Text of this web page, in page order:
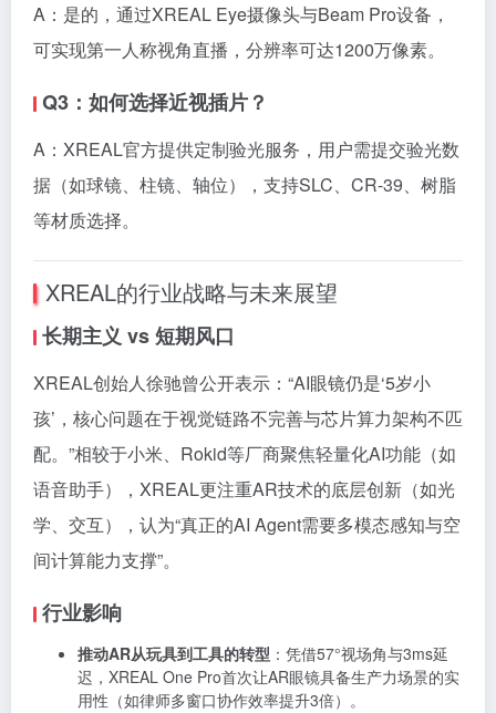
A：是的，通过XREAL Eye摄像头与Beam Pro设备，
可实现第一人称视角直播，分辨率可达1200万像素。
Q3：如何选择近视插片？
A：XREAL官方提供定制验光服务，用户需提交验光数
据（如球镜、柱镜、轴位），支持SLC、CR-39、树脂
等材质选择。
XREAL的行业战略与未来展望
长期主义 vs 短期风口
XREAL创始人徐驰曾公开表示：“AI眼镜仍是‘5岁小
孩’，核心问题在于视觉链路不完善与芯片算力架构不匹
配。”相较于小米、Rokid等厂商聚焦轻量化AI功能（如
语音助手），XREAL更注重AR技术的底层创新（如光
学、交互），认为“真正的AI Agent需要多模态感知与空
间计算能力支撑”。
行业影响
推动AR从玩具到工具的转型 ：凭借57°视场角与3ms延
迟，XREAL One Pro首次让AR眼镜具备生产力场景的实
用性（如律师多窗口协作效率提升3倍）。